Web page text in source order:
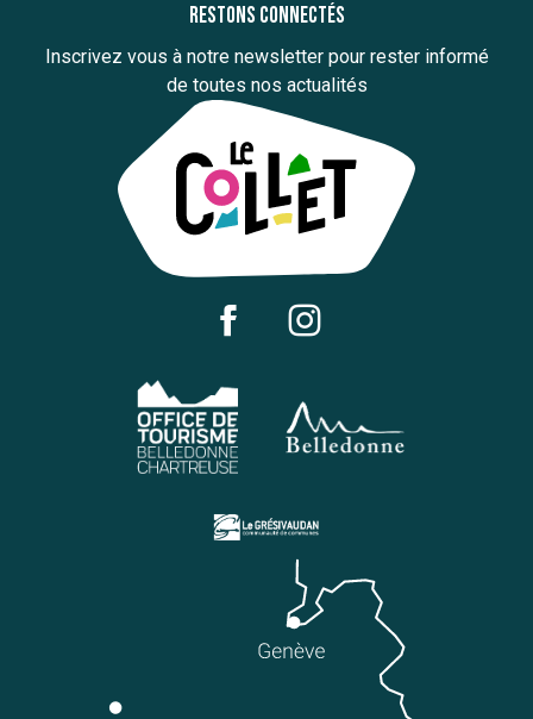
Restons connectés
Inscrivez vous à notre newsletter pour rester informé
de toutes nos actualités